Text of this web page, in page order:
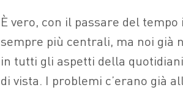
È vero, con il passare del
sempre più centrali, ma noi già
in tutti gli aspetti della
di vista. I problemi c’erano già